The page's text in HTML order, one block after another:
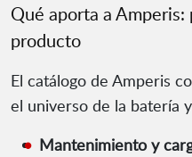
Qué aporta a
producto
El catálogo de Amperis
el universo de la batería
Mantenimiento y